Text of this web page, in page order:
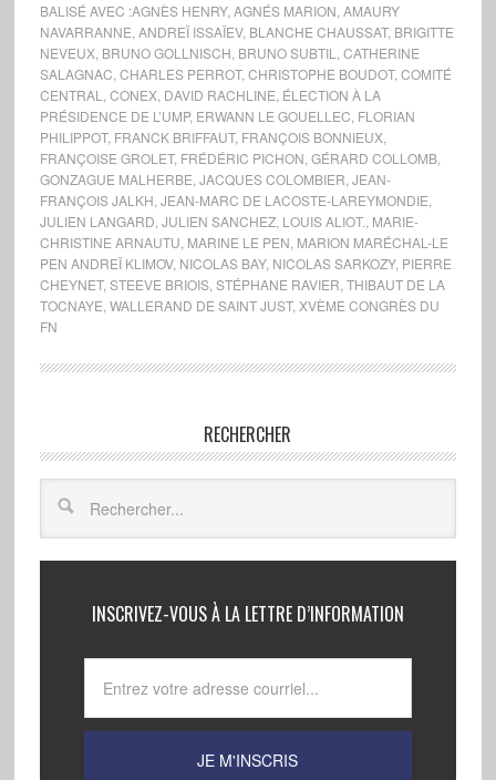
BALISÉ AVEC :AGNÈS HENRY, AGNÉS MARION AMAURY
NAVARRANNE ANDREÏ ISSAÏEV, BLANCHE CHAUSSAT, BRIGITTE
NEVEUX, BRUNO GOLLNISCH BRUNO SUBTIL
CATHERINE
SALAGNAC CHARLES PERROT, CHRISTOPHE BOUDOT, COMITÉ
CENTRAL
CONEX, DAVID RACHLINE ÉLECTION À LA
PRÉSIDENCE DE L’UMP, ERWANN LE GOUELLEC FLORIAN
PHILIPPOT, FRANCK BRIFFAUT, FRANÇOIS BONNIEUX,
FRANÇOISE GROLET, FRÉDÉRIC PICHON GÉRARD COLLOMB,
GONZAGUE MALHERBE JACQUES COLOMBIER JEAN-
FRANÇOIS JALKH JEAN-MARC DE LACOSTE-LAREYMONDIE
JULIEN LANGARD JULIEN SANCHEZ, LOUIS ALIOT. MARIE-
CHRISTINE ARNAUTU MARINE LE PEN MARION MARÉCHAL-LE
PEN ANDREÏ KLIMOV, NICOLAS BAY, NICOLAS SARKOZY, PIERRE
CHEYNET, STEEVE BRIOIS, STÉPHANE RAVIER THIBAUT DE LA
TOCNAYE WALLERAND DE SAINT JUST, XVÈME CONGRÈS DU
FN
RECHERCHER
INSCRIVEZ-VOUS À LA LETTRE D’INFORMATION